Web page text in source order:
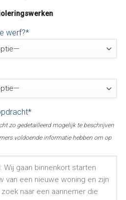
werf?*
zo gedetailleerd mogelijk te beschrijven
voldoende informatie hebben om op